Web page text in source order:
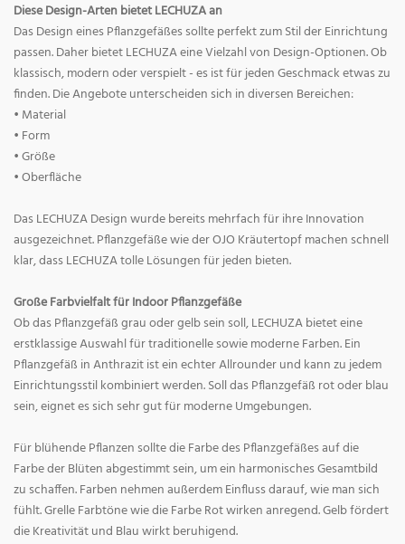
Diese Design-Arten bietet LECHUZA an
Das Design eines Pflanzgefäßes sollte perfekt zum Stil der Einrichtung
passen. Daher bietet LECHUZA eine Vielzahl von Design-Optionen. Ob
klassisch, modern oder verspielt - es ist für jeden Geschmack etwas zu
finden. Die Angebote unterscheiden sich in diversen Bereichen:
• Material
• Form
• Größe
• Oberfläche
Das LECHUZA Design wurde bereits mehrfach für ihre Innovation
ausgezeichnet. Pflanzgefäße wie der OJO Kräutertopf machen schnell
klar, dass LECHUZA tolle Lösungen für jeden bieten.
Große Farbvielfalt für Indoor Pflanzgefäße
Ob das Pflanzgefäß grau oder gelb sein soll, LECHUZA bietet eine
erstklassige Auswahl für traditionelle sowie moderne Farben. Ein
Pflanzgefäß in Anthrazit ist ein echter Allrounder und kann zu jedem
Einrichtungsstil kombiniert werden. Soll das Pflanzgefäß rot oder blau
sein, eignet es sich sehr gut für moderne Umgebungen.
Für blühende Pflanzen sollte die Farbe des Pflanzgefäßes auf die
Farbe der Blüten abgestimmt sein, um ein harmonisches Gesamtbild
zu schaffen. Farben nehmen außerdem Einfluss darauf, wie man sich
fühlt. Grelle Farbtöne wie die Farbe Rot wirken anregend. Gelb fördert
die Kreativität und Blau wirkt beruhigend.